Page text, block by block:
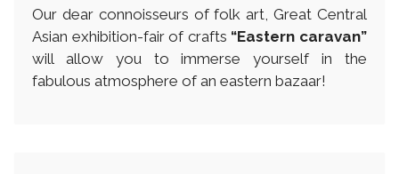
Our dear connoisseurs of folk art, Great Central
Asian exhibition-fair of crafts “Eastern caravan”
will allow you to immerse yourself in the
fabulous atmosphere of an eastern bazaar!